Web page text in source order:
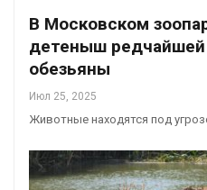
В Московском
детеныш редчайшей
обезьяны
Июл 25, 2025
Животные находятся под